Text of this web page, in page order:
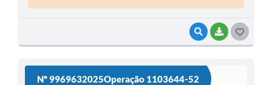
VISUALIZAR
BAIXAR
Nº 9969632025Operação 1103644-52